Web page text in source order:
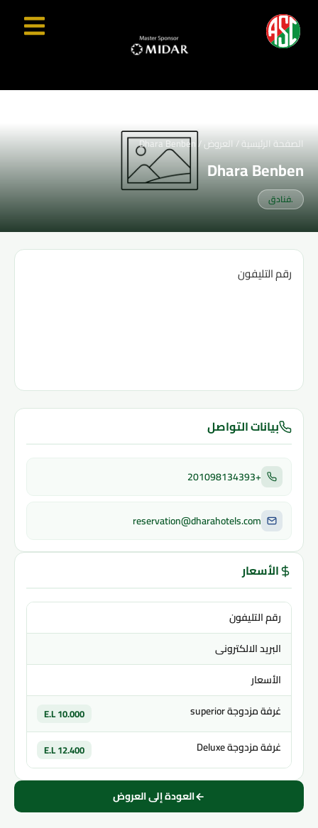
الصفحة الرئيسية/ العروض/
Dhara Benben
Dhara Benben
.فنادق
بيانات التواصل
+201098134393
reservation@dharahotels.com
الأسعار
رقم التليفون
البريد الالكترونى
الأسعار
غرفة مزدوجة superior
10.000 E.L
غرفة مزدوجة Deluxe 12.400 E.L
العودة إلى العروض
رقم التليفون